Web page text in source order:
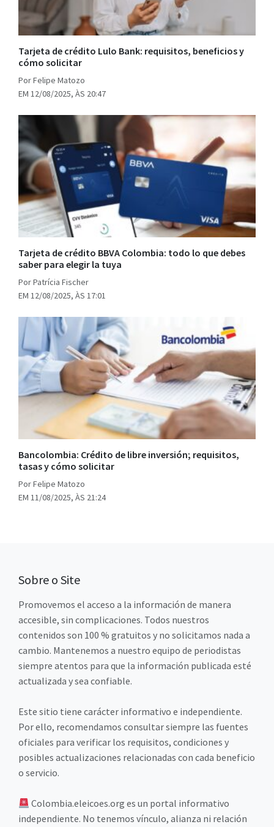
Tarjeta de crédito Lulo Bank: requisitos, beneficios y
cómo solicitar
Por Felipe Matozo
EM 12/08/2025, ÀS 20:47
Tarjeta de crédito BBVA Colombia: todo lo que debes
saber para elegir la tuya
Por Patrícia Fischer
EM 12/08/2025, ÀS 17:01
Bancolombia: Crédito de libre inversión; requisitos,
tasas y cómo solicitar
Por Felipe Matozo
EM 11/08/2025, ÀS 21:24
Sobre o Site
Promovemos el acceso a la información de manera
accesible, sin complicaciones. Todos nuestros
contenidos son 100 % gratuitos y no solicitamos nada a
cambio. Mantenemos a nuestro equipo de periodistas
siempre atentos para que la información publicada esté
actualizada y sea confiable.
Este sitio tiene carácter informativo e independiente.
Por ello, recomendamos consultar siempre las fuentes
oficiales para verificar los requisitos, condiciones y
posibles actualizaciones relacionadas con cada beneficio
o servicio.
Colombia.eleicoes.org es un portal informativo
independiente. No tenemos vínculo, alianza ni relación